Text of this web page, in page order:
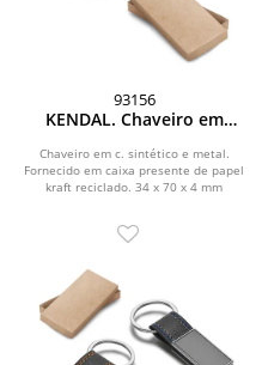
93156
KENDAL. Chaveiro em
Chaveiro em c. sintético e metal.
Fornecido em caixa presente de papel
kraft reciclado. 34 x 70 x 4 mm